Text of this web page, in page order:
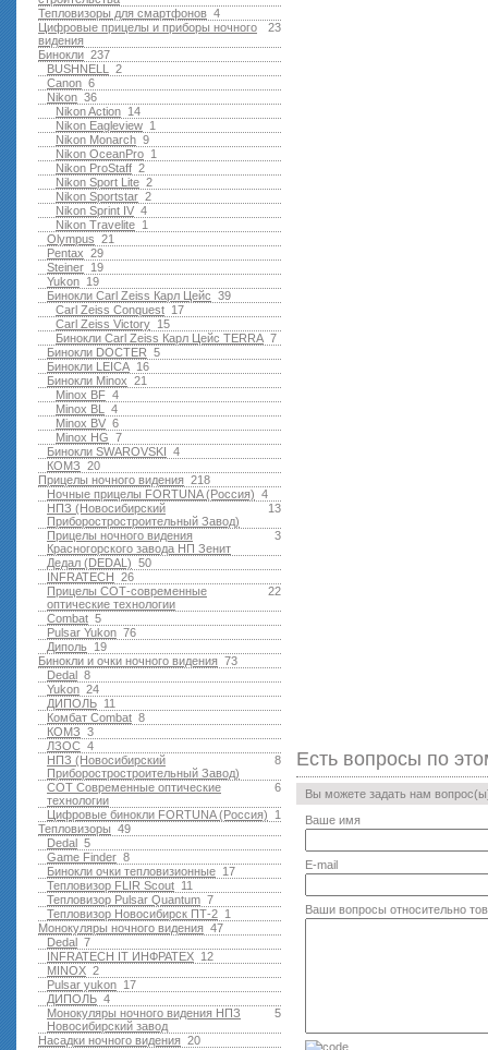
4
Тепловизоры для смартфонов
23
Цифровые прицелы и приборы ночного
видения
237
Бинокли
2
BUSHNELL
6
Canon
36
Nikon
14
Nikon Action
1
Nikon Eagleview
9
Nikon Monarch
1
Nikon OceanPro
2
Nikon ProStaff
2
Nikon Sport Lite
2
Nikon Sportstar
4
Nikon Sprint IV
1
Nikon Travelite
21
Olympus
29
Pentax
19
Steiner
19
Yukon
39
Бинокли Carl Zeiss Карл Цейс
17
Carl Zeiss Conquest
15
Carl Zeiss Victory
7
Бинокли Carl Zeiss Карл Цейс TERRA
5
Бинокли DOCTER
16
Бинокли LEICA
21
Бинокли Minox
4
Minox BF
4
Minox BL
6
Minox BV
7
Minox HG
4
Бинокли SWAROVSKI
20
КОМЗ
218
Прицелы ночного видения
4
Ночные прицелы FORTUNA (Россия)
13
НПЗ (Новосибирский
Приборостростроительный Завод)
3
Прицелы ночного видения
Красногорского завода НП Зенит
50
Дедал (DEDAL)
26
INFRATECH
22
Прицелы СОТ-современные
оптические технологии
5
Combat
76
Pulsar Yukon
19
Диполь
73
Бинокли и очки ночного видения
8
Dedal
24
Yukon
11
ДИПОЛЬ
8
Комбат Combat
3
КОМЗ
4
ЛЗОС
8
НПЗ (Новосибирский
Приборостростроительный Завод)
6
СОТ Современные оптические
технологии
1
Цифровые бинокли FORTUNA (Россия)
49
Тепловизоры
5
Dedal
8
Game Finder
17
Бинокли очки тепловизионные
11
Тепловизор FLIR Scout
7
Тепловизор Pulsar Quantum
1
Тепловизор Новосибирск ПТ-2
47
Монокуляры ночного видения
7
Dedal
12
INFRATECH IT ИНФРАТЕХ
2
MINOX
17
Pulsar yukon
4
ДИПОЛЬ
5
Монокуляры ночного видения НПЗ
Новосибирский завод
20
Насадки ночного видения
Есть вопросы по
Вы можете задать нам
Ваше имя
E-mail
Ваши вопросы относительно